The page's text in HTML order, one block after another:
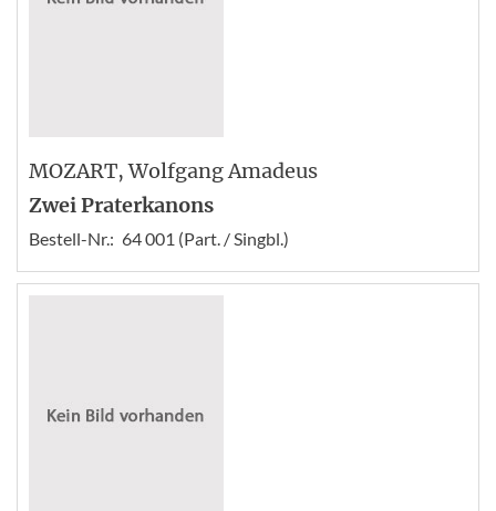
MOZART, Wolfgang Amadeus
Zwei Praterkanons
Bestell-Nr.: 64 001 (Part. / Singbl.)